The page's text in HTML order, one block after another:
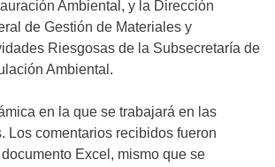
Ambiental, y la Dirección
de Gestión de Materiales y
Riesgosas de la Subsecretaría de
Ambiental.
en la que se trabajará en las
Los comentarios recibidos fueron
Excel, mismo que se